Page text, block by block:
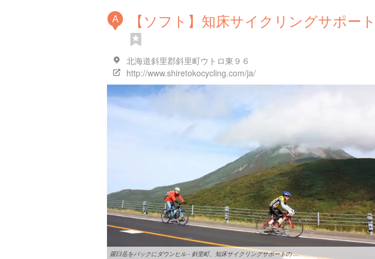
A 【ソフト】知床サイクリングサポート
北海道斜里郡斜里町ウトロ東９６
http://www.shiretokocycling.com/ja/
羅臼岳をバックにダウンヒル - 斜里町、知床サイクリングサポートの ...